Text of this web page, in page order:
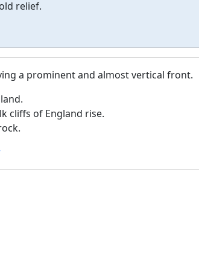
relief.
a prominent and almost vertical front.
cliffs of England rise.